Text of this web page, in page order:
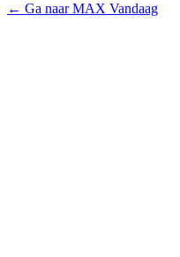
← Ga naar MAX Vandaag